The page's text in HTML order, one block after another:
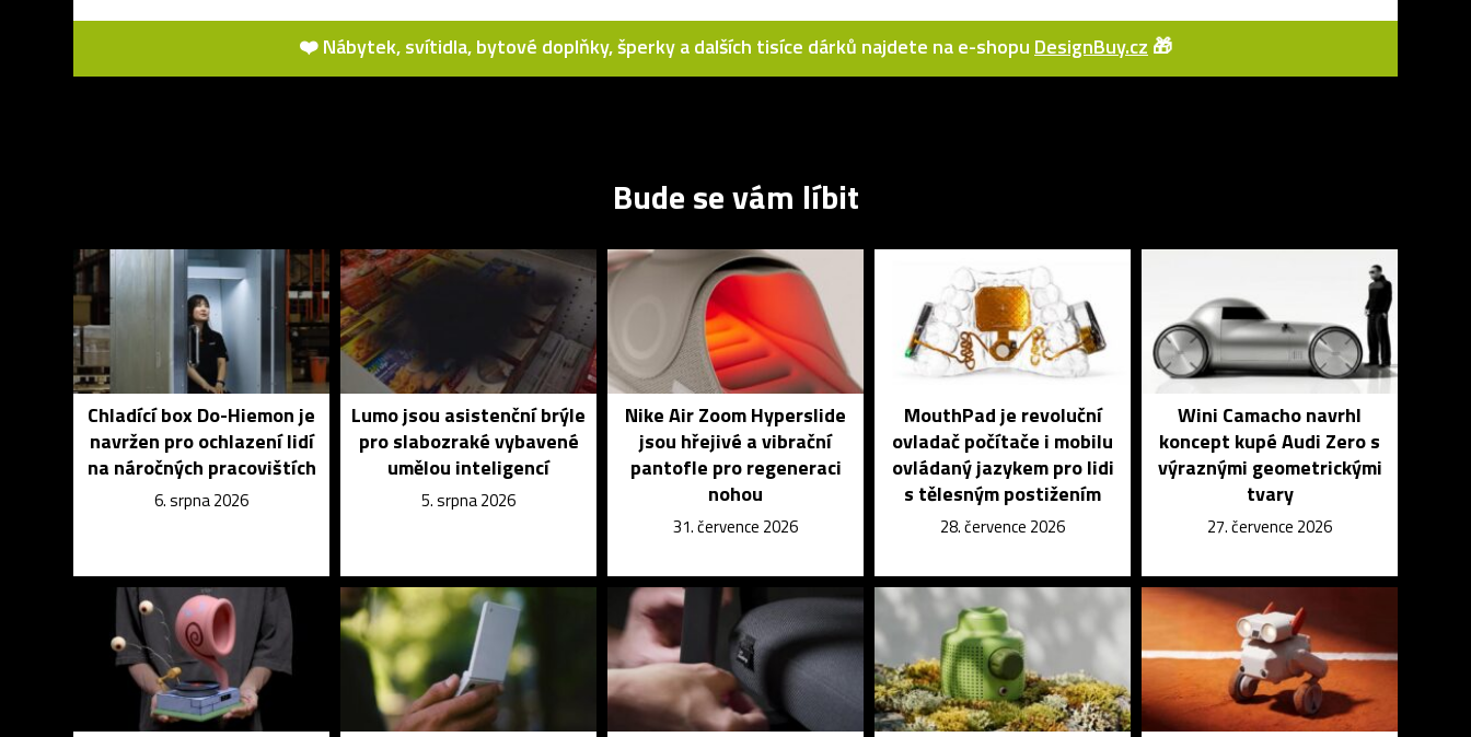
❤️ Nábytek, svítidla, bytové doplňky, šperky a dalších tisíce dárků najdete na e-shopu DesignBuy.cz 🎁
Bude se vám líbit
Chladící box Do-Hiemon je
navržen pro ochlazení lidí
na náročných pracovištích
6. srpna 2026
Lumo jsou asistenční brýle
pro slabozraké vybavené
umělou inteligencí
5. srpna 2026
Nike Air Zoom Hyperslide
jsou hřejivé a vibrační
pantofle pro regeneraci
nohou
31. července 2026
MouthPad je revoluční
ovladač počítače i mobilu
ovládaný jazykem pro lidi
s tělesným postižením
28. července 2026
Wini Camacho navrhl
koncept kupé Audi Zero s
výraznými geometrickými
tvary
27. července 2026